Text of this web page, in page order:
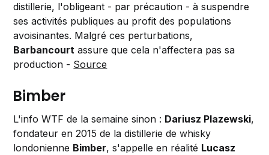
distillerie, l'obligeant - par précaution - à suspendre
ses activités publiques au profit des populations
avoisinantes. Malgré ces perturbations,
Barbancourt assure que cela n'affectera pas sa
production - Source
Bimber
L'info WTF de la semaine sinon : Dariusz Plazewski,
fondateur en 2015 de la distillerie de whisky
londonienne Bimber, s'appelle en réalité Lucasz